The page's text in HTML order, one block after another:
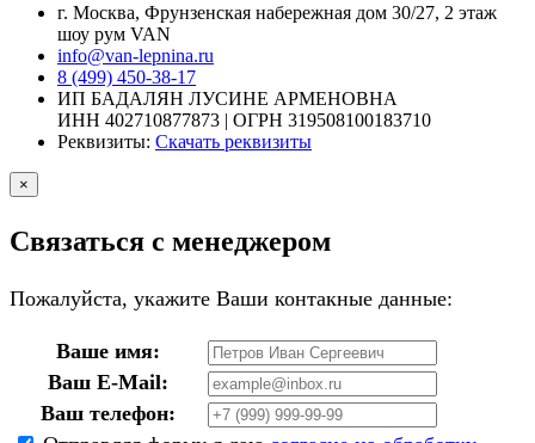
г. Москва, Фрунзенская набережная дом 30/27, 2 этаж
шоу рум VAN
info@van-lepnina.ru
8 (499) 450-38-17
ИП БАДАЛЯН ЛУСИНЕ АРМЕНОВНА
ИНН 402710877873 | ОГРН 319508100183710
Реквизиты: Скачать реквизиты
×
Связаться с менеджером
Пожалуйста, укажите Ваши контакные данные:
Ваше имя:
Ваш E-Mail:
Ваш телефон: